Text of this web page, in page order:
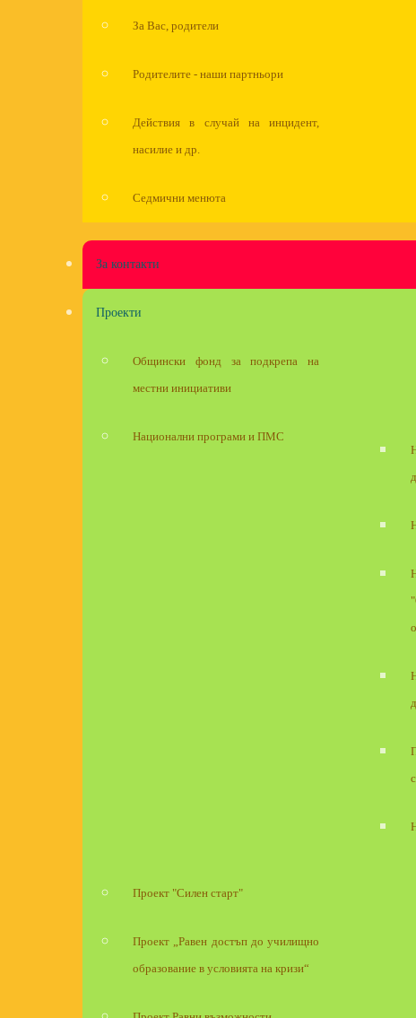
За Вас, родители
Родителите - наши партньори
Действия в случай на инцидент,
насилие и др.
Седмични менюта
За контакти
Проекти
Общински фонд за подкрепа на
местни инициативи
Национални програми и ПМС
Проект "Силен старт"
Проект „Равен достъп до училищно
образование в условията на кризи“